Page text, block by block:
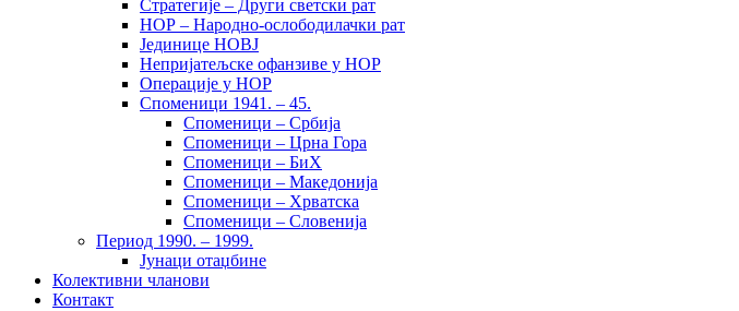
Стратегије – Други светски рат
НОР – Народно-ослободилачки рат
Јединице НОВЈ
Непријатељске офанзиве у НОР
Операције у НОР
Споменици 1941. – 45.
Споменици – Србија
Споменици – Црна Гора
Споменици – БиХ
Споменици – Македонија
Споменици – Хрватска
Споменици – Словенија
Период 1990. – 1999.
Јунаци отаџбине
Колективни чланови
Контакт